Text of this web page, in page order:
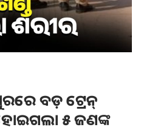
ବଡ଼ ଟ୍ରେନ୍
୫ ଜଣଙ୍କ